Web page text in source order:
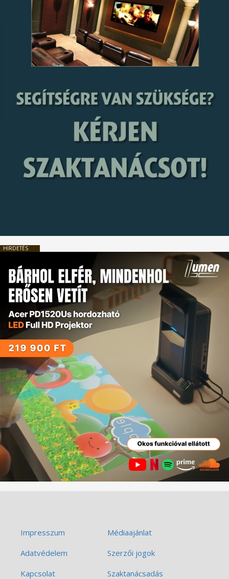
HIRDETÉS
Impresszum
Médiaajánlat
Adatvédelem
Szerzői jogok
Kapcsolat
Szaktanácsadás